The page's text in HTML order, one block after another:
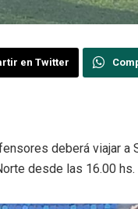
en Twitter
deberá viajar a
desde las 16.00